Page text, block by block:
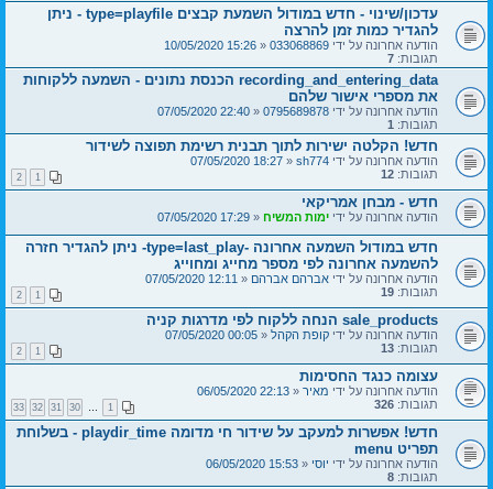
עדכון/שינוי - חדש במודול השמעת קבצים type=playfile - ניתן
להגדיר כמות זמן להרצה
הודעה אחרונה על ידי 033068869
«
15:26 10/05/2020
תגובות: 7
recording_and_entering_data הכנסת נתונים - השמעה ללקוחות
את מספרי אישור שלהם
הודעה אחרונה על ידי 0795689878
«
22:40 07/05/2020
תגובות: 1
חדש! הקלטה ישירות לתוך תבנית רשימת תפוצה לשידור
הודעה אחרונה על ידי sh774
«
18:27 07/05/2020
תגובות: 12
1
2
חדש - מבחן אמריקאי
הודעה אחרונה על ידי ימות המשיח «
17:29 07/05/2020
חדש במודול השמעה אחרונה -type=last_play- ניתן להגדיר חזרה
להשמעה אחרונה לפי מספר מחייג ומחוייג
הודעה אחרונה על ידי אברהם אברהם «
12:11 07/05/2020
תגובות: 19
1
2
sale_products הנחה ללקוח לפי מדרגות קניה
הודעה אחרונה על ידי קופת הקהל «
00:05 07/05/2020
תגובות: 13
1
2
עצומה כנגד החסימות
הודעה אחרונה על ידי מאיר «
22:13 06/05/2020
תגובות: 326
1
…
30
31
32
33
חדש! אפשרות למעקב על שידור חי מדומה playdir_time - בשלוחת
תפריט menu
הודעה אחרונה על ידי יוסי «
15:53 06/05/2020
תגובות: 8